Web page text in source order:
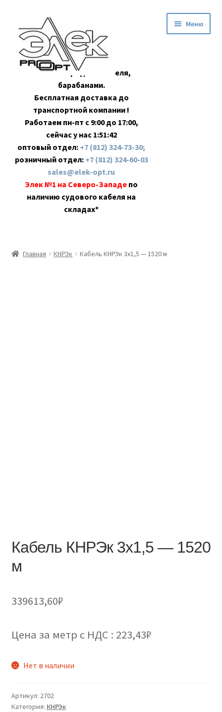
навигации
содержимому
Оптовая продажа кабеля,
барабанами.
Бесплатная доставка до
транспортной компании !
Работаем пн-пт с 9:00 до 17:00,
сейчас у нас 1:51:42
оптовый отдел: +7 (812) 324-73-30;
розничный отдел: +7 (812) 324-60-03
sales@elek-opt.ru
Элек №1 на Северо-Западе по
наличию судового кабеля на
складах*
Меню
Главная КНРЭк Кабель КНРЭк 3х1,5 — 1520 м
Кабель КНРЭк 3х1,5 — 1520
м
339613,60₽
Цена за метр с НДС : 223,43₽
Нет в наличии
Артикул: 2702
Категория: КНРЭк